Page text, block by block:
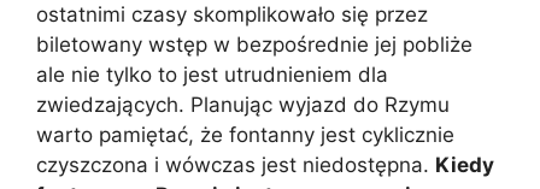
ostatnimi czasy skomplikowało się przez
biletowany wstęp w bezpośrednie jej pobliże
ale nie tylko to jest utrudnieniem dla
zwiedzających. Planując wyjazd do Rzymu
warto pamiętać, że fontanny jest cyklicznie
czyszczona i wówczas jest niedostępna. Kiedy